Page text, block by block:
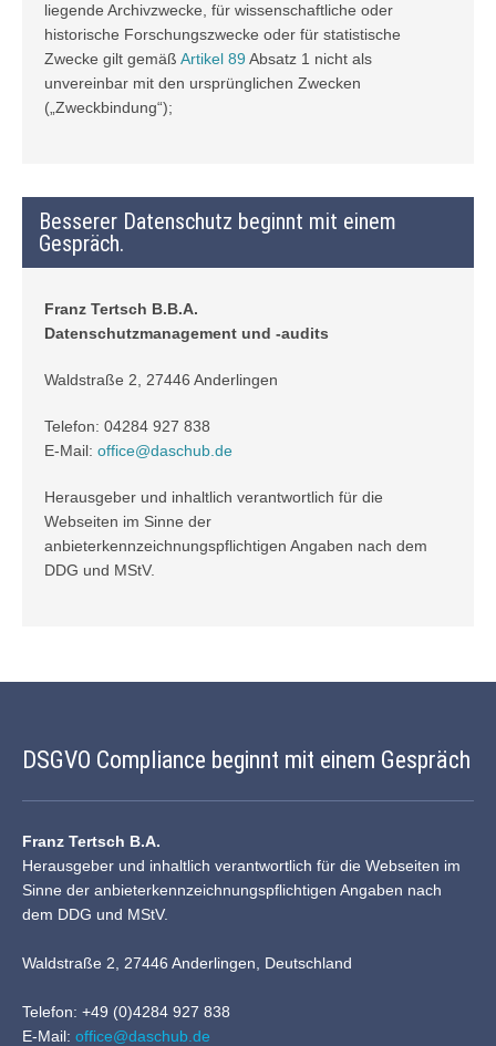
liegende Archivzwecke, für wissenschaftliche oder
historische Forschungszwecke oder für statistische
Zwecke gilt gemäß Artikel 89 Absatz 1 nicht als
unvereinbar mit den ursprünglichen Zwecken
(„Zweckbindung“);
Besserer Datenschutz beginnt mit einem
Gespräch.
Franz Tertsch B.B.A.
Datenschutzmanagement und -audits
Waldstraße 2, 27446 Anderlingen
Telefon: 04284 927 838
E-Mail: office@daschub.de
Herausgeber und inhaltlich verantwortlich für die
Webseiten im Sinne der
anbieterkennzeichnungspflichtigen Angaben nach dem
DDG und MStV.
DSGVO Compliance beginnt mit einem Gespräch
Franz Tertsch B.A.
Herausgeber und inhaltlich verantwortlich für die Webseiten im
Sinne der anbieterkennzeichnungspflichtigen Angaben nach
dem DDG und MStV.
Waldstraße 2, 27446 Anderlingen, Deutschland
Telefon: +49 (0)4284 927 838
E-Mail: office@daschub.de